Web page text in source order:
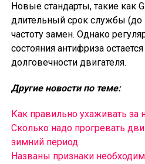
Новые стандарты, такие как
длительный срок службы (до
частоту замен. Однако
состояния антифриза
долговечности двигателя.
Другие новости по теме:
Как правильно ухаживать
Сколько надо прогревать
зимний период
Названы признаки